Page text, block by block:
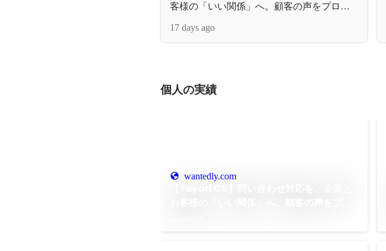
客様の「いい関係」へ。顧客の声をプロダ
17 days ago
個人の実績
wantedly.com